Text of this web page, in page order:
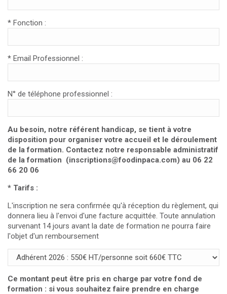
* Fonction :
* Email Professionnel :
N° de téléphone professionnel :
Au besoin, notre référent handicap, se tient à votre
disposition pour organiser votre accueil et le déroulement
de la formation. Contactez notre responsable administratif
de la formation (inscriptions@foodinpaca.com) au 06 22
66 20 06
* Tarifs :
L'inscription ne sera confirmée qu'à réception du règlement, qui
donnera lieu à l'envoi d'une facture acquittée. Toute annulation
survenant 14 jours avant la date de formation ne pourra faire
l'objet d'un remboursement
Ce montant peut être pris en charge par votre fond de
formation : si vous souhaitez faire prendre en charge